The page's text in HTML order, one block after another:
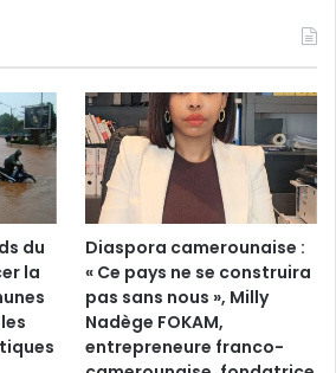
du
la
Diaspora camerounaise :
« Ce pays ne se construira
pas sans nous », Milly
Nadège FOKAM,
entrepreneure franco-